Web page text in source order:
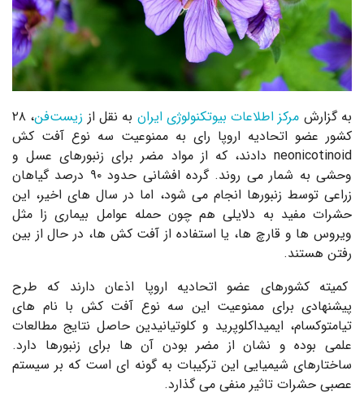
به گزارش مرکز اطلاعات بیوتکنولوژی ایران به نقل از زیست‌فن ، ۲۸
کشور عضو اتحادیه اروپا رای به ممنوعیت سه نوع آفت کش
neonicotinoid دادند، که از مواد مضر برای زنبورهای عسل و
وحشی به شمار می روند. گرده افشانی حدود ۹۰ درصد گیاهان
زراعی توسط زنبورها انجام می شود، اما در سال های اخیر، این
حشرات مفید به دلایلی هم چون حمله عوامل بیماری زا مثل
ویروس ها و قارچ ها، یا استفاده از آفت کش ها، در حال از بین
رفتن هستند.
کمیته کشورهای عضو اتحادیه اروپا اذعان دارند که طرح
پیشنهادی برای ممنوعیت این سه نوع آفت کش با نام های
تیامتوکسام، ایمیداکلوپرید و کلوتیانیدین حاصل نتایج مطالعات
علمی بوده و نشان از مضر بودن آن ها برای زنبورها دارد.
ساختارهای شیمیایی این ترکیبات به گونه ای است که بر سیستم
عصبی حشرات تاثیر منفی می گذارد.